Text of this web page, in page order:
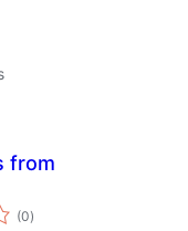
from
(0total
de
)